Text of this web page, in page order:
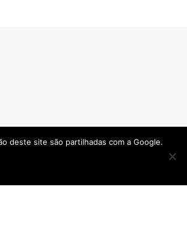
deste site são partilhadas com a Google.